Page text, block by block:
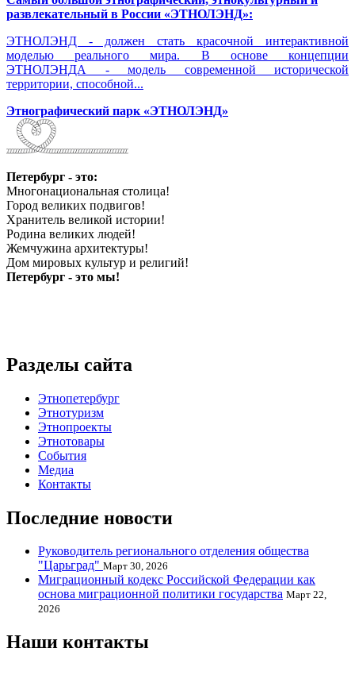
развлекательный в России «ЭТНОЛЭНД»:
ЭТНОЛЭНД - должен стать красочной интерактивной
моделью реального мира. В основе концепции
ЭТНОЛЭНДА - модель современной исторической
территории, способной...
Этнографический парк «ЭТНОЛЭНД»
Петербург - это:
Многонациональная столица!
Город великих подвигов!
Хранитель великой истории!
Родина великих людей!
Жемчужина архитектуры!
Дом мировых культур и религий!
Петербург - это мы!
Разделы сайта
Этнопетербург
Этнотуризм
Этнопроекты
Этнотовары
События
Медиа
Контакты
Последние новости
Руководитель регионального отделения общества
"Царьград" Март 30, 2026
Миграционный кодекс Российской Федерации как
основа миграционной политики государства Март 22,
2026
Наши контакты